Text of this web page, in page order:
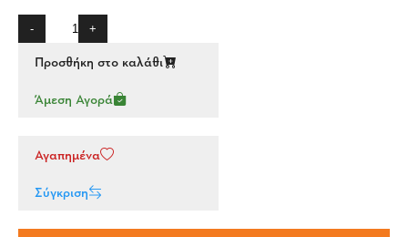
- +
Προσθήκη στο καλάθι
Άμεση Αγορά
Αγαπημένα
Σύγκριση